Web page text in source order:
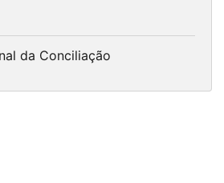
da Conciliação